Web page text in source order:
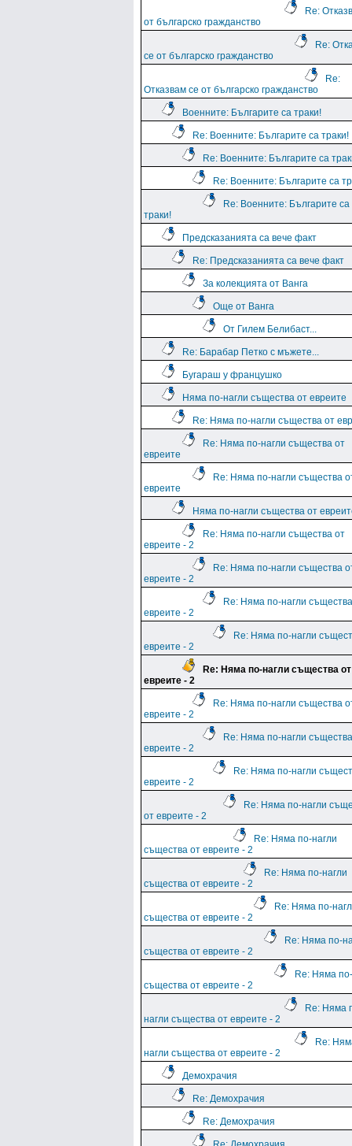
Re:
от българско гражданство
Re:
се от българско гражданство
Re:
Отказвам се от българско гражданство
Военните: Българите са траки!
Re: Военните: Българите са траки!
Re: Военните: Българите са
Re: Военните: Българите са
Re: Военните: Българите са
траки!
Предсказанията са вече факт
Re: Предсказанията са вече факт
За колекцията от Ванга
Още от Ванга
От Гилем Белибаст...
Re: Барабар Петко с мъжете...
Бугараш у францушко
Няма по-нагли същества от евреите
Re: Няма по-нагли същества от
Re: Няма по-нагли същества от
евреите
Re: Няма по-нагли същества
евреите
Няма по-нагли същества от
Re: Няма по-нагли същества от
евреите - 2
Re: Няма по-нагли същества
евреите - 2
Re: Няма по-нагли
евреите - 2
Re: Няма по-нагли
евреите - 2
Re: Няма по-нагли същества от
евреите - 2
Re: Няма по-нагли същества
евреите - 2
Re: Няма по-нагли
евреите - 2
Re: Няма по-нагли
евреите - 2
Re: Няма по-нагли
от евреите - 2
Re: Няма по-нагли
същества от евреите - 2
Re: Няма по-нагли
същества от евреите - 2
Re: Няма по-
същества от евреите - 2
Re: Няма по-
същества от евреите - 2
Re: Няма
същества от евреите - 2
Re: Няма
нагли същества от евреите - 2
Re:
нагли същества от евреите - 2
Демохрачия
Re: Демохрачия
Re: Демохрачия